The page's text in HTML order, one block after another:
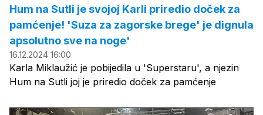
Hum na Sutli je svojoj Karli priredio doček za
pamćenje! 'Suza za zagorske brege' je dignula
apsolutno sve na noge'
16.12.2024 16:00
Karla Miklaužić je pobijedila u 'Superstaru', a njezin
Hum na Sutli joj je priredio doček za pamćenje